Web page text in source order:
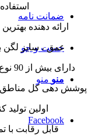
ضمانت نامه
جست و جو
منو منو
Facebook
ارائه دهنده
عمق ، سایز لگن
دارای بیش از 90 نوع محصول مختلف در انواع ابعاد و نمونه ها
پوشش دهی کل مناطق
اولین
قابل رقابت با